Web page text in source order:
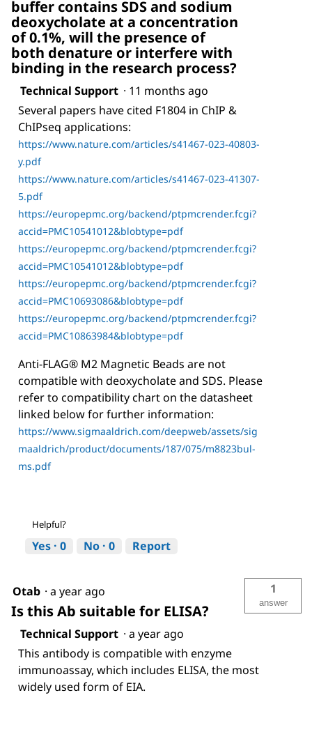
buffer contains SDS and sodium
deoxycholate at a concentration
of 0.1%, will the presence of
both denature or interfere with
binding in the research process?
Technical Support · 11 months ago
Several papers have cited F1804 in ChIP &
ChIPseq applications:
https://www.nature.com/articles/s41467-023-40803-
y.pdf
https://www.nature.com/articles/s41467-023-41307-
5.pdf
https://europepmc.org/backend/ptpmcrender.fcgi?
accid=PMC10541012&blobtype=pdf
https://europepmc.org/backend/ptpmcrender.fcgi?
accid=PMC10541012&blobtype=pdf
https://europepmc.org/backend/ptpmcrender.fcgi?
accid=PMC10693086&blobtype=pdf
https://europepmc.org/backend/ptpmcrender.fcgi?
accid=PMC10863984&blobtype=pdf
Anti-FLAG® M2 Magnetic Beads are not
compatible with deoxycholate and SDS. Please
refer to compatibility chart on the datasheet
linked below for further information:
https://www.sigmaaldrich.com/deepweb/assets/sig
maaldrich/product/documents/187/075/m8823bul-
ms.pdf
Helpful?
Yes · 0 No · 0 Report
Otab · a year ago
Is this Ab suitable for ELISA?
1
answer
Technical Support · a year ago
This antibody is compatible with enzyme
immunoassay, which includes ELISA, the most
widely used form of EIA.